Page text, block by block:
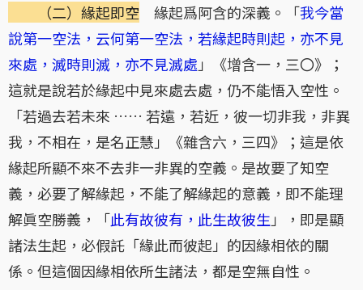
（二）緣起即空 緣起爲阿含的深義。「我今當
說第一空法，云何第一空法，若緣起時則起，亦不見
來處，滅時則滅，亦不見滅處 」《增含一，三〇》；
這就是說若於緣起中見來處去處，仍不能悟入空性。
「若過去若未來 …… 若遠，若近，彼一切非我，非異
我，不相在，是名正慧」《雜含六，三四》；這是依
緣起所顯不來不去非一非異的空義。是故要了知空
義，必要了解緣起，不能了解緣起的意義，即不能理
解眞空勝義，「此有故彼有，此生故彼生 」，即是顯
諸法生起，必假託「緣此而彼起」的因緣相依的關
係。但這個因緣相依所生諸法，都是空無自性。